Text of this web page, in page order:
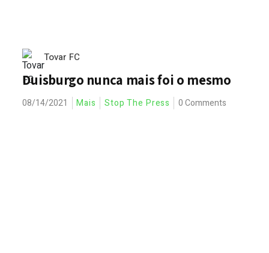
Tovar FC
Duisburgo nunca mais foi o mesmo
08/14/2021 Mais Stop The Press 0 Comments